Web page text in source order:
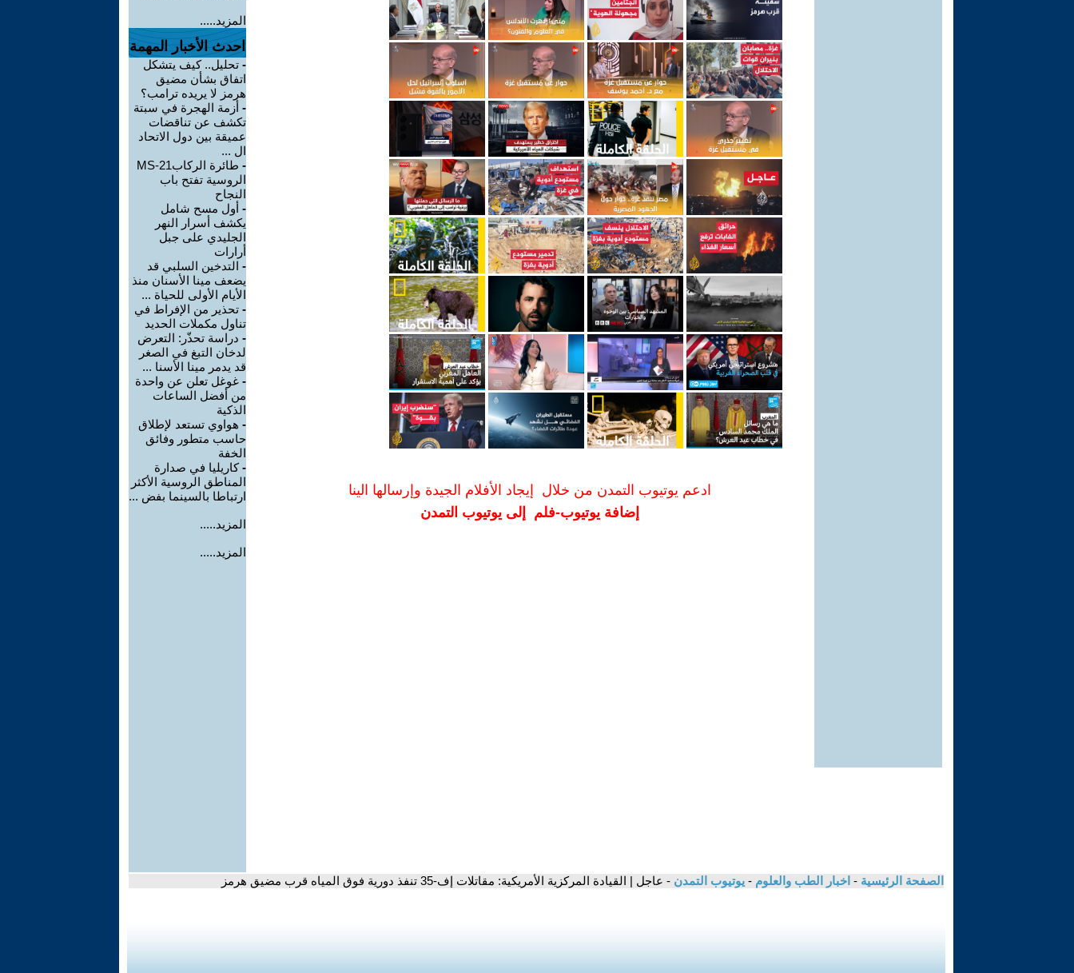
ادعم يوتيوب التمدن من خلال إيجاد الأفلام الجيدة وإرسالها الينا
إضافة يوتيوب-فلم إلى يوتيوب التمدن
المزيد.....
احدث الأخبار المهمة
- تحليل.. كيف يتشكل
اتفاق بشأن مضيق
هرمز لا يريده ترامب؟
- أزمة الهجرة في سبتة
تكشف عن تناقضات
عميقة بين دول الاتحاد
ال ...
-
طائرة الركابMS-21
الروسية تفتح باب
النجاح
- أول مسح شامل
يكشف أسرار النهر
الجليدي على جبل
أرارات
- التدخين السلبي قد
يضعف مينا الأسنان منذ
الأيام الأولى للحياة ...
- تحذير من الإفراط في
تناول مكملات الحديد
- دراسة تحذّر: التعرض
لدخان التبغ في الصغر
قد يدمر مينا الأسنا ...
- غوغل تعلن عن واحدة
من أفضل الساعات
الذكية
- هواوي تستعد لإطلاق
حاسب متطور وفائق
الخفة
-كاريليا في صدارة
المناطق الروسية الأكثر
ارتباطا بالسينما بفض ...
المزيد.....
المزيد.....
الصفحة الرئيسية - اخبار الطب والعلوم - يوتيوب التمدن - عاجل | القيادة المركزية الأمريكية: مقاتلات إف-35 تنفذ دورية فوق المياه قرب مضيق هرمز